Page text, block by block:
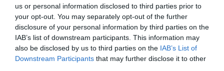
us or personal information disclosed to third parties prior to
your opt-out. You may separately opt-out of the further
disclosure of your personal information by third parties on the
IAB’s list of downstream participants. This information may
also be disclosed by us to third parties on the IAB’s List of
Downstream Participants that may further disclose it to other